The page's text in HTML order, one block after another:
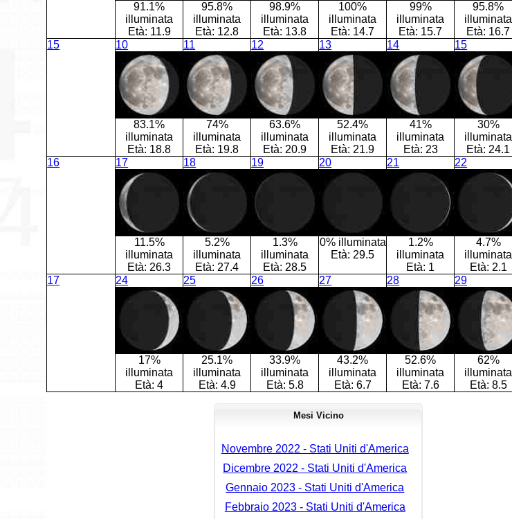
91.1%
illuminata
Età: 11.9
95.8%
illuminata
Età: 12.8
98.9%
illuminata
Età: 13.8
100%
illuminata
Età: 14.7
99%
illuminata
Età: 15.7
95.8%
illuminata
Età: 16.7
15
10
83.1%
illuminata
Età: 18.8
11
74%
illuminata
Età: 19.8
12
63.6%
illuminata
Età: 20.9
13
52.4%
illuminata
Età: 21.9
14
41%
illuminata
Età: 23
15
30%
illuminata
Età: 24.1
16
17
11.5%
illuminata
Età: 26.3
18
5.2%
illuminata
Età: 27.4
19
1.3%
illuminata
Età: 28.5
20
0% illuminata
Età: 29.5
21
1.2%
illuminata
Età: 1
22
4.7%
illuminata
Età: 2.1
17
24
17%
illuminata
Età: 4
25
25.1%
illuminata
Età: 4.9
26
33.9%
illuminata
Età: 5.8
27
43.2%
illuminata
Età: 6.7
28
52.6%
illuminata
Età: 7.6
29
62%
illuminata
Età: 8.5
Mesi Vicino
Novembre 2022 - Stati Uniti d'America
Dicembre 2022 - Stati Uniti d'America
Gennaio 2023 - Stati Uniti d'America
Febbraio 2023 - Stati Uniti d'America